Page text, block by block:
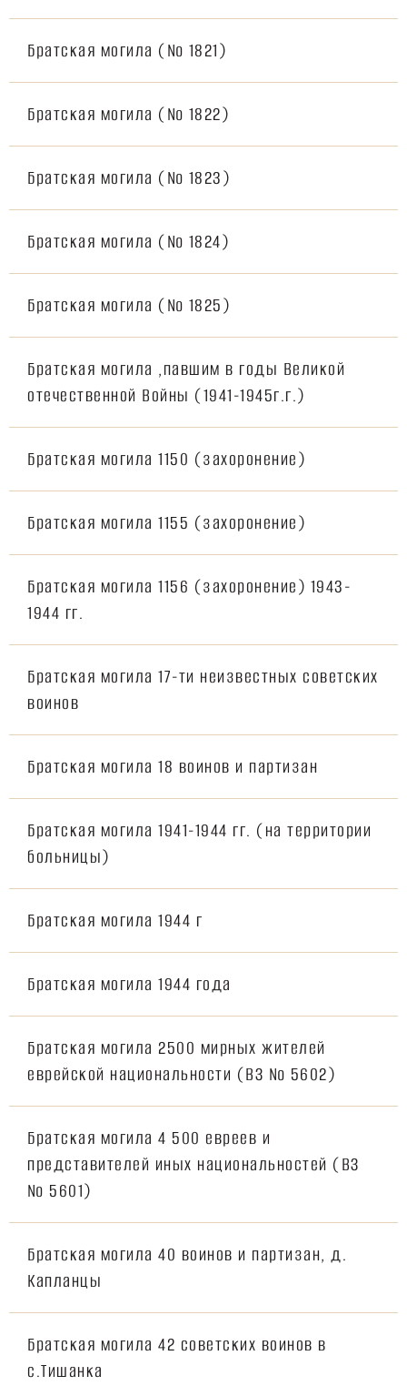
Братская могила (№ 1821)
Братская могила (№ 1822)
Братская могила (№ 1823)
Братская могила (№ 1824)
Братская могила (№ 1825)
Братская могила ,павшим в годы Великой
отечественной Войны (1941-1945г.г.)
Братская могила 1150 (захоронение)
Братская могила 1155 (захоронение)
Братская могила 1156 (захоронение) 1943-
1944 гг.
Братская могила 17-ти неизвестных советских
воинов
Братская могила 18 воинов и партизан
Братская могила 1941-1944 гг. (на территории
больницы)
Братская могила 1944 г
Братская могила 1944 года
Братская могила 2500 мирных жителей
еврейской национальности (ВЗ № 5602)
Братская могила 4 500 евреев и
представителей иных национальностей (ВЗ
№ 5601)
Братская могила 40 воинов и партизан, д.
Капланцы
Братская могила 42 советских воинов в
с.Тишанка